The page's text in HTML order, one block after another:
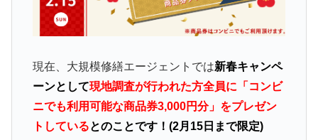
現在、大規模修繕エージェントでは新春キャンペ
ーンとして現地調査が行われた方全員に「コンビ
ニでも利用可能な商品券3,000円分」をプレゼン
トしているとのことです！(2月15日まで限定)